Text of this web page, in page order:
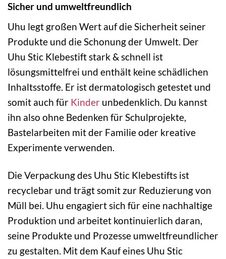
Sicher und umweltfreundlich
Uhu legt großen Wert auf die Sicherheit seiner
Produkte und die Schonung der Umwelt. Der
Uhu Stic Klebestift stark & schnell ist
lösungsmittelfrei und enthält keine schädlichen
Inhaltsstoffe. Er ist dermatologisch getestet und
somit auch für Kinder unbedenklich. Du kannst
ihn also ohne Bedenken für Schulprojekte,
Bastelarbeiten mit der Familie oder kreative
Experimente verwenden.
Die Verpackung des Uhu Stic Klebestifts ist
recyclebar und trägt somit zur Reduzierung von
Müll bei. Uhu engagiert sich für eine nachhaltige
Produktion und arbeitet kontinuierlich daran,
seine Produkte und Prozesse umweltfreundlicher
zu gestalten. Mit dem Kauf eines Uhu Stic